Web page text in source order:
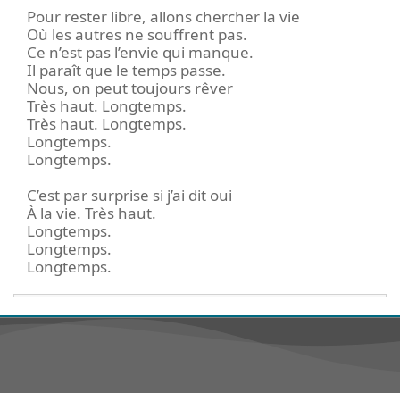
Pour rester libre, allons chercher la vie
Où les autres ne souffrent pas.
Ce n’est pas l’envie qui manque.
Il paraît que le temps passe.
Nous, on peut toujours rêver
Très haut. Longtemps.
Très haut. Longtemps.
Longtemps.
Longtemps.
C’est par surprise si j’ai dit oui
À la vie. Très haut.
Longtemps.
Longtemps.
Longtemps.